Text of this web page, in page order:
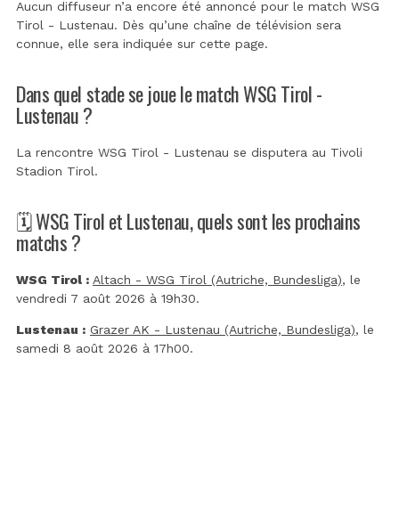
Aucun diffuseur n’a encore été annoncé pour le match WSG
Tirol - Lustenau. Dès qu’une chaîne de télévision sera
connue, elle sera indiquée sur cette page.
Dans quel stade se joue le match WSG Tirol -
Lustenau ?
La rencontre WSG Tirol - Lustenau se disputera au Tivoli
Stadion Tirol.
🗓️ WSG Tirol et Lustenau, quels sont les prochains
matchs ?
WSG Tirol : Altach - WSG Tirol (Autriche, Bundesliga), le
vendredi 7 août 2026 à 19h30.
Lustenau : Grazer AK - Lustenau (Autriche, Bundesliga), le
samedi 8 août 2026 à 17h00.